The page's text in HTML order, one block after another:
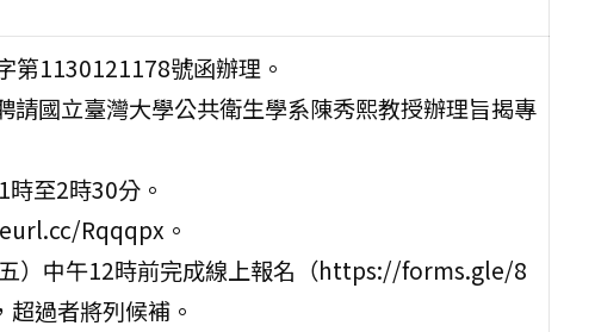
第1130121178號函辦理。
國立臺灣大學公共衛生學系陳秀熙教授辦理旨揭專
至2時30分。
Rqqqpx。
）中午12時前完成線上報名（https://forms.gle/8
過者將列候補。